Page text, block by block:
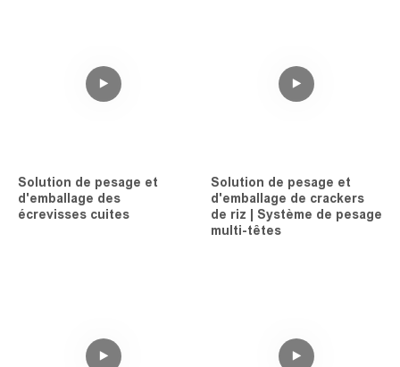
Solution de pesage et
d'emballage des
écrevisses cuites
Solution de pesage et
d'emballage de crackers
de riz | Système de pesage
multi-têtes